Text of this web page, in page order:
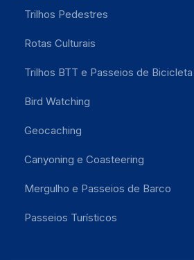
Trilhos Pedestres
Rotas Culturais
Trilhos BTT e Passeios de Bicicleta
Bird Watching
Geocaching
Canyoning e Coasteering
Mergulho e Passeios de Barco
Passeios Turísticos